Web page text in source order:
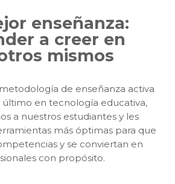
enseñanza:
a creer en
mismos
de enseñanza activa
último en tecnología educativa,
a nuestros estudiantes y les
más óptimas para que
y se conviertan en
con propósito.